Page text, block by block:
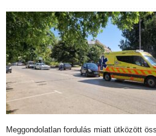
Meggondolatlan fordulás miatt ütközött